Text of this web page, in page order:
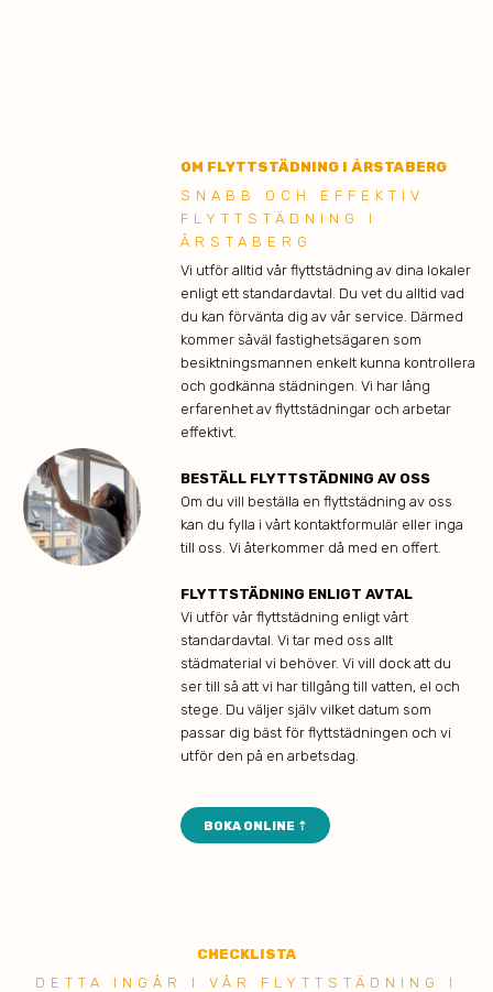
OM FLYTTSTÄDNING I ÅRSTABERG
SNABB OCH EFFEKTIV
FLYTTSTÄDNING I
ÅRSTABERG
Vi utför alltid vår flyttstädning av dina lokaler
enligt ett standardavtal. Du vet du alltid vad
du kan förvänta dig av vår service. Därmed
kommer såväl fastighetsägaren som
besiktningsmannen enkelt kunna kontrollera
och godkänna städningen. Vi har lång
erfarenhet av flyttstädningar och arbetar
effektivt.
BESTÄLL FLYTTSTÄDNING AV OSS
Om du vill beställa en flyttstädning av oss
kan du fylla i vårt kontaktformulär eller inga
till oss. Vi återkommer då med en offert.
FLYTTSTÄDNING ENLIGT AVTAL
Vi utför vår flyttstädning enligt vårt
standardavtal. Vi tar med oss allt
städmaterial vi behöver. Vi vill dock att du
ser till så att vi har tillgång till vatten, el och
stege. Du väljer själv vilket datum som
passar dig bäst för flyttstädningen och vi
utför den på en arbetsdag.
BOKA ONLINE ⇡
CHECKLISTA
DETTA ING ÅR I VÅR FLYTTSTÄDNING I